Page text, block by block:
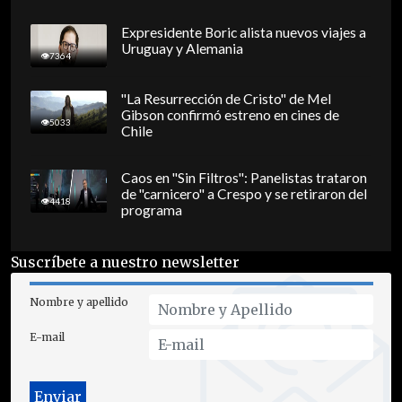
7364
Expresidente Boric alista nuevos viajes a
Uruguay y Alemania
5033
"La Resurrección de Cristo" de Mel
Gibson confirmó estreno en cines de
Chile
4418
Caos en "Sin Filtros": Panelistas trataron
de "carnicero" a Crespo y se retiraron del
programa
Suscríbete a nuestro newsletter
Nombre y apellido
E-mail